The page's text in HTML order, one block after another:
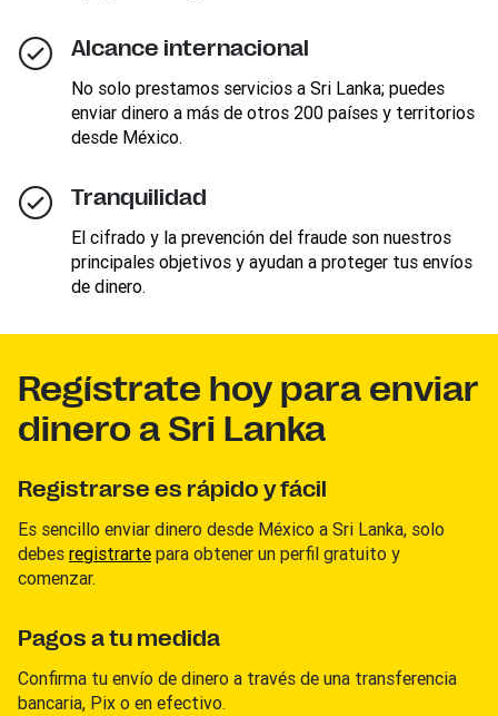
Alcance internacional
No solo prestamos servicios a Sri Lanka; puedes
enviar dinero a más de otros 200 países y territorios
desde México.
Tranquilidad
El cifrado y la prevención del fraude son nuestros
principales objetivos y ayudan a proteger tus envíos
de dinero.
Regístrate hoy para enviar
dinero a Sri Lanka
Registrarse es rápido y fácil
Es sencillo enviar dinero desde México a Sri Lanka, solo
debes registrarte para obtener un perfil gratuito y
comenzar.
Pagos a tu medida
Confirma tu envío de dinero a través de una transferencia
bancaria, Pix o en efectivo.